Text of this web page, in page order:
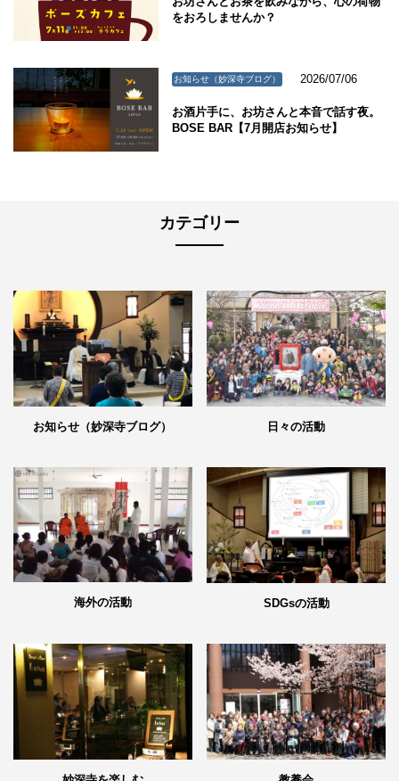
をおろしませんか？
お知らせ（妙深寺ブログ） 2026/07/06
お酒片手に、お坊さんと本音で話す夜。
BOSE BAR【7月開店お知らせ】
カテゴリー
お知らせ（妙深寺ブログ） 日々の活動
海外の活動 SDGsの活動